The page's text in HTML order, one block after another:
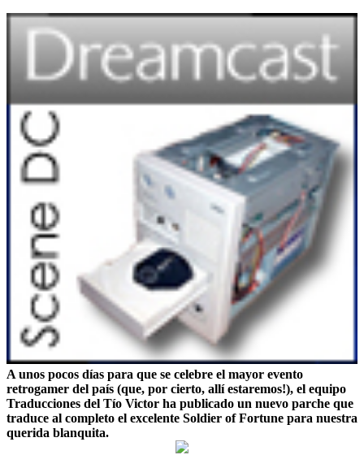
A unos pocos días para que se celebre el mayor evento
retrogamer del país (que, por cierto, allí estaremos!), el equipo
Traducciones del Tío Victor ha publicado un nuevo parche que
traduce al completo el excelente Soldier of Fortune para nuestra
querida blanquita.